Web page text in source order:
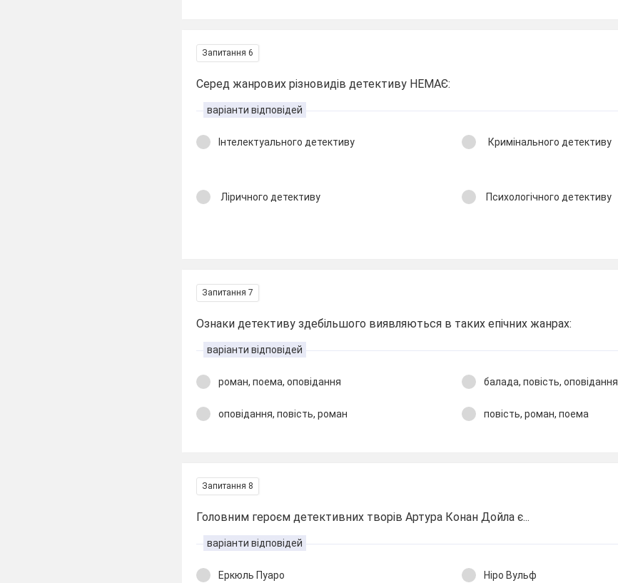
Запитання 6
Серед жанрових різновидів детективу НЕМАЄ:
варіанти відповідей
Інтелектуального детективу Кримінального детективу
Ліричного детективу Психологічного детективу
Запитання 7
Ознаки детективу здебільшого виявляються в таких епічних жанрах:
варіанти відповідей
роман, поема, оповідання балада, повість, оповідання
оповідання, повість, роман повість, роман, поема
Запитання 8
Головним героєм детективних творів Артура Конан Дойла є...
варіанти відповідей
Еркюль Пуаро Ніро Вульф